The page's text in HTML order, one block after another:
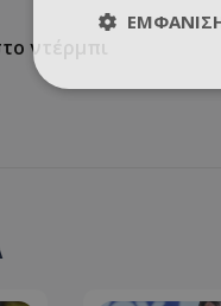
ντέρμπι